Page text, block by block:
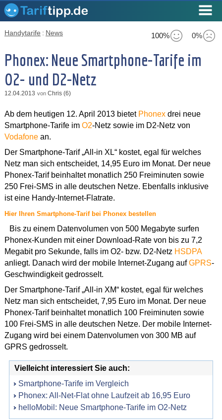
100% 0%
Handytarife : News
Phonex: Neue Smartphone-Tarife im
O2- und D2-Netz
12.04.2013 von Chris (6)
Ab dem heutigen 12. April 2013 bietet Phonexdrei neue
Smartphone-Tarife im O2-Netz sowie im D2-Netz von
Vodafonean.
Der Smartphone-Tarif „All-in XL“ kostet, egal für welches
Netz man sich entscheidet, 14,95 Euro im Monat. Der neue
Phonex-Tarif beinhaltet monatlich 250 Freiminuten sowie
250 Frei-SMS in alle deutschen Netze. Ebenfalls inklusive
ist eine Handy-Internet-Flatrate.
Hier Ihren Smartphone-Tarif bei Phonex bestellen
Bis zu einem Datenvolumen von 500 Megabyte surfen
Phonex-Kunden mit einer Download-Rate von bis zu 7,2
Megabit pro Sekunde, falls im O2- bzw. D2-Netz HSDPA
anliegt. Danach wird der mobile Internet-Zugang aufGPRS-
Geschwindigkeit gedrosselt.
Der Smartphone-Tarif „All-in XM“ kostet, egal für welches
Netz man sich entscheidet, 7,95 Euro im Monat. Der neue
Phonex-Tarif beinhaltet monatlich 100 Freiminuten sowie
100 Frei-SMS in alle deutschen Netze. Der mobile Internet-
Zugang wird bei einem Datenvolumen von 300 MB auf
GPRS gedrosselt.
Vielleicht interessiert Sie auch:
Smartphone-Tarife im Vergleich
Phonex: All-Net-Flat ohne Laufzeit ab 16,95 Euro
helloMobil: Neue Smartphone-Tarife im O2-Netz